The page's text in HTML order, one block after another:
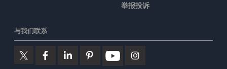
举报投诉
与我们联系